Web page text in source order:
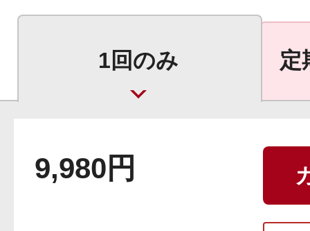
1回のみ 定
9,980円